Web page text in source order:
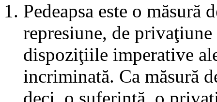
Pedeapsa este o măsură
represiune, de
dispoziţiile imperative
incriminată. Ca măsură